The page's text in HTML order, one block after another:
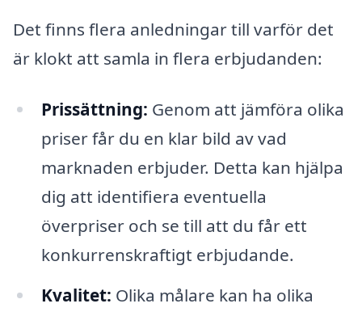
Det finns flera anledningar till varför det
är klokt att samla in flera erbjudanden:
Prissättning: Genom att jämföra olika
priser får du en klar bild av vad
marknaden erbjuder. Detta kan hjälpa
dig att identifiera eventuella
överpriser och se till att du får ett
konkurrenskraftigt erbjudande.
Kvalitet: Olika målare kan ha olika